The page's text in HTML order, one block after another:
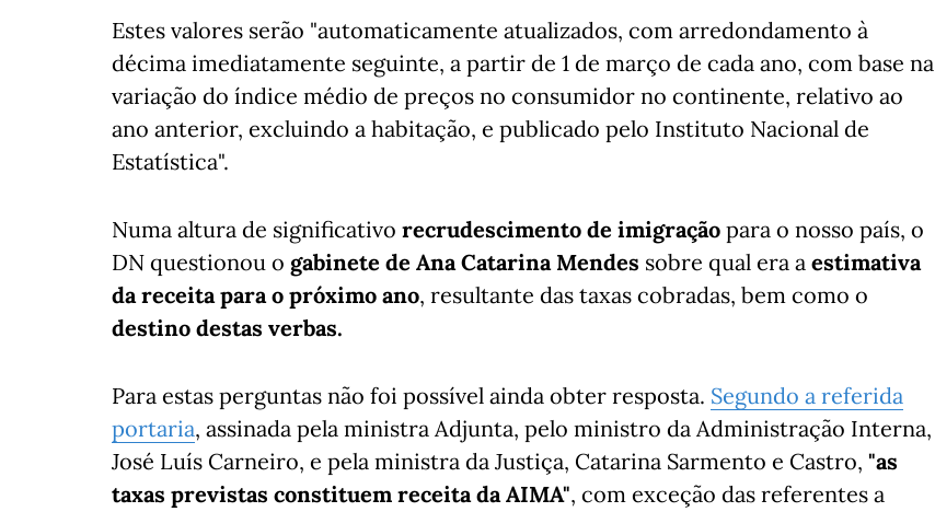
Estes valores serão "automaticamente atualizados, com arredondamento à
décima imediatamente seguinte, a partir de 1 de março de cada ano, com base na
variação do índice médio de preços no consumidor no continente, relativo ao
ano anterior, excluindo a habitação, e publicado pelo Instituto Nacional de
Estatística".
Numa altura de significativo recrudescimento de imigração para o nosso país, o
DN questionou o gabinete de Ana Catarina Mendes sobre qual era a estimativa
da receita para o próximo ano, resultante das taxas cobradas, bem como o
destino destas verbas.
Para estas perguntas não foi possível ainda obter resposta. Segundo a referida
portaria, assinada pela ministra Adjunta, pelo ministro da Administração Interna,
José Luís Carneiro, e pela ministra da Justiça, Catarina Sarmento e Castro, "as
taxas previstas constituem receita da AIMA", com exceção das referentes a